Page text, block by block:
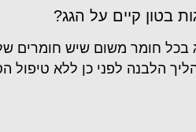
בטון קיים על הגג?
בכל חומר משום שיש חומרים
הלבנה לפני כן ללא טיפול